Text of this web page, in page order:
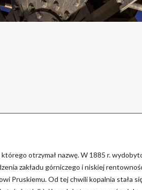
otrzymał nazwę. W 1885 r.
zakładu górniczego i niskiej
Pruskiemu. Od tej chwili kopalnia stała